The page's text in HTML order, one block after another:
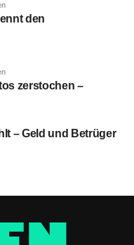
den
zerstochen –
– Geld und Betrüger